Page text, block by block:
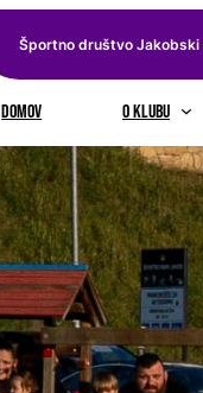
Športno društvo Jakobski
domov O KLUBU